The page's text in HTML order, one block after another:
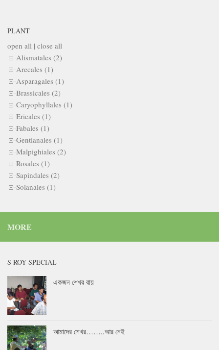
PLANT
open all | close all
Alismatales (2)
Arecales (1)
Asparagales (1)
Brassicales (2)
Caryophyllales (1)
Ericales (1)
Fabales (1)
Gentianales (1)
Malpighiales (2)
Rosales (1)
Sapindales (2)
Solanales (1)
MORE
S ROY SPECIAL
একজন শেখর রায়
আমাদের শেখর……..আর নেই